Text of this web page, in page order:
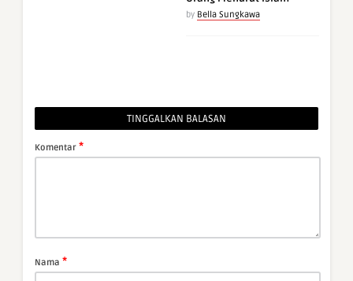
by Bella Sungkawa
TINGGALKAN BALASAN
Komentar *
Nama *